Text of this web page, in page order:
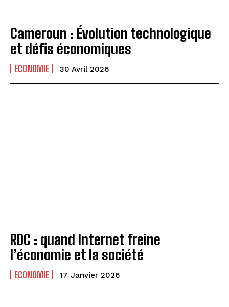
Cameroun : Évolution technologique
et défis économiques
ECONOMIE 30 Avril 2026
RDC : quand Internet freine
l’économie et la société
ECONOMIE 17 Janvier 2026